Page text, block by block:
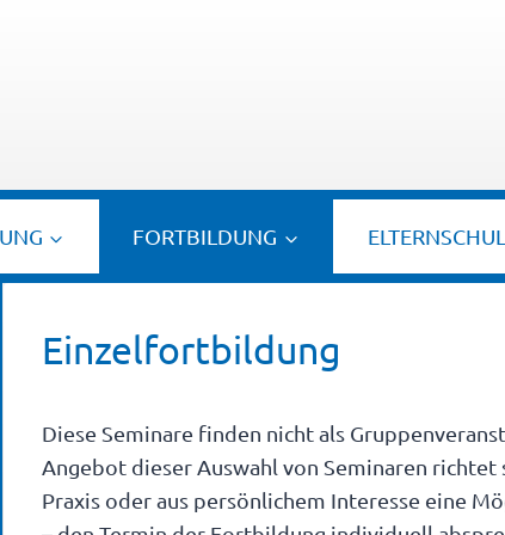
FORTBILDUNG
Einzelfortbildung
Diese Seminare finden nicht als
Angebot dieser Auswahl von Seminaren richtet
Praxis oder aus persönlichem Interesse eine